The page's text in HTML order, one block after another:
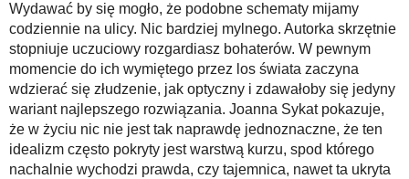
Wydawać by się mogło, że podobne schematy mijamy
codziennie na ulicy. Nic bardziej mylnego. Autorka skrzętnie
stopniuje uczuciowy rozgardiasz bohaterów. W pewnym
momencie do ich wymiętego przez los świata zaczyna
wdzierać się złudzenie, jak optyczny i zdawałoby się jedyny
wariant najlepszego rozwiązania. Joanna Sykat pokazuje,
że w życiu nic nie jest tak naprawdę jednoznaczne, że ten
idealizm często pokryty jest warstwą kurzu, spod którego
nachalnie wychodzi prawda, czy tajemnica, nawet ta ukryta